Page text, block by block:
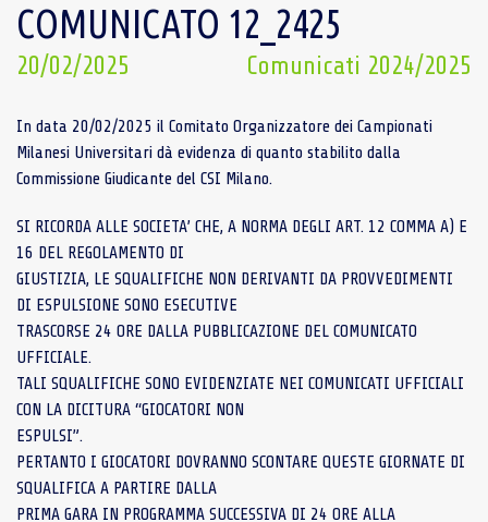
COMUNICATO 12_2425
Comunicati 2024/2025
20/02/2025
In data 20/02/2025 il Comitato Organizzatore dei Campionati
Milanesi Universitari dà evidenza di quanto stabilito dalla
Commissione Giudicante del CSI Milano.
SI RICORDA ALLE SOCIETA’ CHE, A NORMA DEGLI ART. 12 COMMA A) E
16 DEL REGOLAMENTO DI
GIUSTIZIA, LE SQUALIFICHE NON DERIVANTI DA PROVVEDIMENTI
DI ESPULSIONE SONO ESECUTIVE
TRASCORSE 24 ORE DALLA PUBBLICAZIONE DEL COMUNICATO
UFFICIALE.
TALI SQUALIFICHE SONO EVIDENZIATE NEI COMUNICATI UFFICIALI
CON LA DICITURA “GIOCATORI NON
ESPULSI”.
PERTANTO I GIOCATORI DOVRANNO SCONTARE QUESTE GIORNATE DI
SQUALIFICA A PARTIRE DALLA
PRIMA GARA IN PROGRAMMA SUCCESSIVA DI 24 ORE ALLA